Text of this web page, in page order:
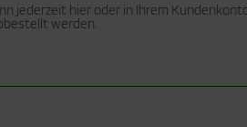
jederzeit hier oder in Ihrem
werden.